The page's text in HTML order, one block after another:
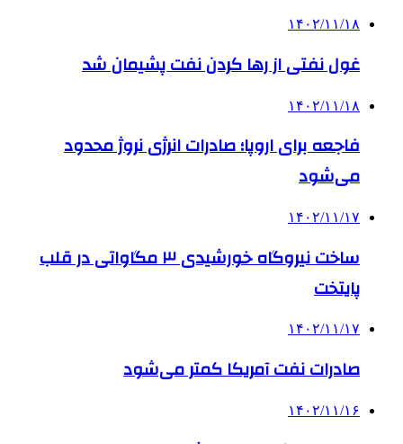
۱۴۰۲/۱۱/۱۸
غول نفتی از رها کردن نفت پشیمان شد
۱۴۰۲/۱۱/۱۸
فاجعه برای اروپا؛ صادرات انرژی نروژ محدود
می‌شود
۱۴۰۲/۱۱/۱۷
ساخت نیروگاه خورشیدی ۳ مگاواتی در قلب
پایتخت
۱۴۰۲/۱۱/۱۷
صادرات نفت آمریکا کمتر می‌شود
۱۴۰۲/۱۱/۱۶